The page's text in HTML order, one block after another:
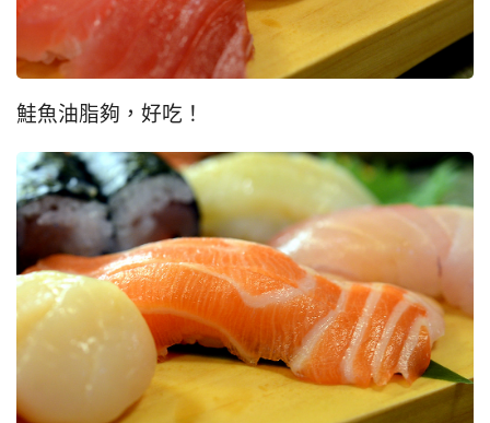
鮭魚油脂夠，好吃！